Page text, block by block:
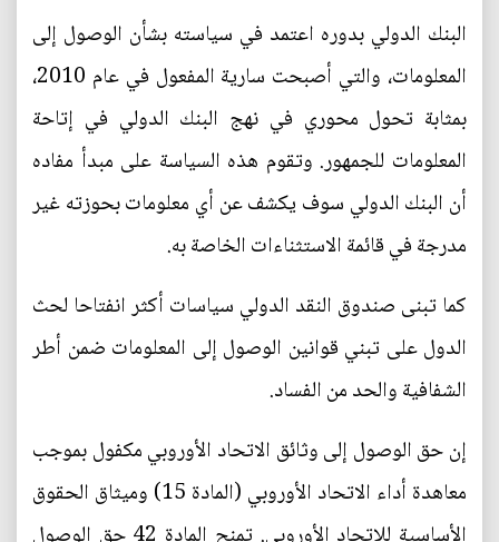
البنك الدولي بدوره اعتمد في سياسته بشأن الوصول إلى
المعلومات، والتي أصبحت سارية المفعول في عام 2010،
بمثابة تحول محوري في نهج البنك الدولي في إتاحة
المعلومات للجمهور. وتقوم هذه السياسة على مبدأ مفاده
أن البنك الدولي سوف يكشف عن أي معلومات بحوزته غير
مدرجة في قائمة الاستثناءات الخاصة به.
كما تبنى صندوق النقد الدولي سياسات أكثر انفتاحا لحث
الدول على تبني قوانين الوصول إلى المعلومات ضمن أطر
الشفافية والحد من الفساد.
إن حق الوصول إلى وثائق الاتحاد الأوروبي مكفول بموجب
معاهدة أداء الاتحاد الأوروبي (المادة 15) وميثاق الحقوق